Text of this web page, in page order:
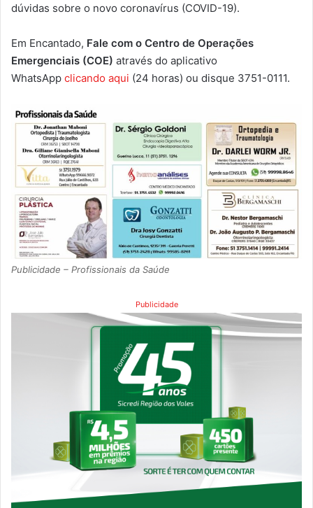
dúvidas sobre o novo coronavírus (COVID-19).
Em Encantado, Fale com o Centro de Operações
Emergenciais (COE) através do aplicativo
WhatsApp clicando aqui (24 horas) ou disque 3751-0111.
Publicidade – Profissionais da Saúde
Publicidade